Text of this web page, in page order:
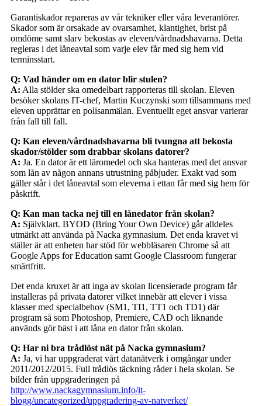
Garantiskador repareras av vår tekniker eller våra leverantörer.
Skador som är orsakade av ovarsamhet, klantighet, brist på
omdöme samt slarv bekostas av eleven/vårdnadshavarna. Detta
regleras i det låneavtal som varje elev får med sig hem vid
terminsstart.
Q: Vad händer om en dator blir stulen?
A: Alla stölder ska omedelbart rapporteras till skolan. Eleven
besöker skolans IT-chef, Martin Kuczynski som tillsammans med
eleven upprättar en polisanmälan. Eventuellt eget ansvar varierar
från fall till fall.
Q: Kan eleven/vårdnadshavarna bli tvungna att bekosta
skador/stölder som drabbar skolans datorer?
A: Ja. En dator är ett läromedel och ska hanteras med det ansvar
som lån av någon annans utrustning påbjuder. Exakt vad som
gäller står i det låneavtal som eleverna i ettan får med sig hem för
påskrift.
Q: Kan man tacka nej till en lånedator från skolan?
A: Självklart. BYOD (Bring Your Own Device) går alldeles
utmärkt att använda på Nacka gymnasium. Det enda kravet vi
ställer är att enheten har stöd för webbläsaren Chrome så att
Google Apps for Education samt Google Classroom fungerar
smärtfritt.
Det enda kruxet är att inga av skolan licensierade program får
installeras på privata datorer vilket innebär att elever i vissa
klasser med specialbehov (SM1, TI1, TT1 och TD1) där
program så som Photoshop, Premiere, CAD och liknande
används gör bäst i att låna en dator från skolan.
Q: Har ni bra trådlöst nät på Nacka gymnasium?
A: Ja, vi har uppgraderat vårt datanätverk i omgångar under
2011/2012/2015. Full trådlös täckning råder i hela skolan. Se
bilder från uppgraderingen på
http://www.nackagymnasium.info/it-
blogg/uncategorized/uppgradering-av-natverket/